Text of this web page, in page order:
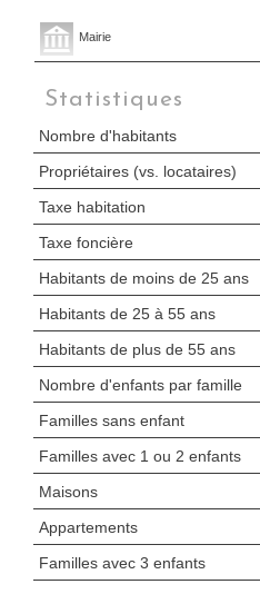
Mairie
Statistiques
Nombre d'habitants
Propriétaires (vs. locataires)
Taxe habitation
Taxe foncière
Habitants de moins de 25 ans
Habitants de 25 à 55 ans
Habitants de plus de 55 ans
Nombre d'enfants par famille
Familles sans enfant
Familles avec 1 ou 2 enfants
Maisons
Appartements
Familles avec 3 enfants